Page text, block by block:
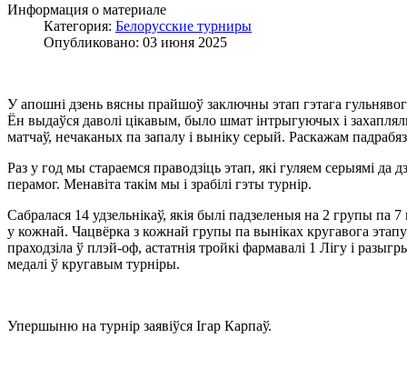
Информация о материале
Категория: Белорусские турниры
Опубликовано: 03 июня 2025
У апошні дзень вясны прайшоў заключны этап гэтага
Ён выдаўся даволі цікавым, было шмат інтрыгуючых і
матчаў, нечаканых па запалу і выніку серый. Раскажам
Раз у год мы стараемся праводзіць этап, які гуляем серыямі да
перамог. Менавіта такім мы і зрабілі гэты турнір.
Сабралася 14 удзельнікаў, якія былі падзеленыя на 2 групы па 7
у кожнай. Чацвёрка з кожнай групы па выніках кругавога этапу
праходзіла ў плэй-оф, астатнія тройкі фармавалі 1 Лігу і
медалі ў кругавым турніры.
Упершыню на турнір заявіўся Ігар Карпаў.